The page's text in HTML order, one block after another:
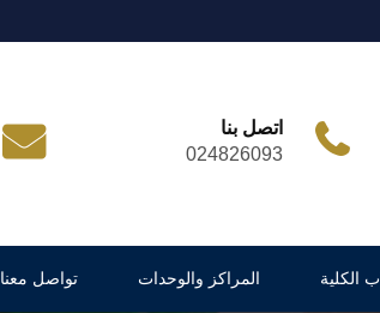
اتصل بنا
024826093
الكلية المراكز والوحدات تواصل معنا